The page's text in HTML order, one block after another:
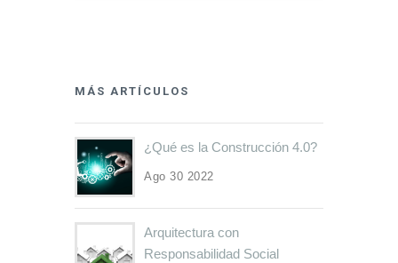
MÁS ARTÍCULOS
¿Qué es la Construcción 4.0?
Ago 30 2022
Arquitectura con
Responsabilidad Social